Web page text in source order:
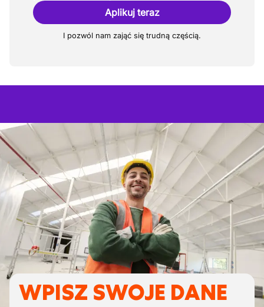
Aplikuj teraz
I pozwól nam zająć się trudną częścią.
WPISZ SWOJE DANE